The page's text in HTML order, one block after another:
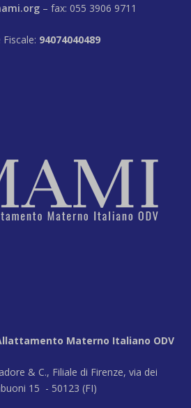
– fax: 055 3906 9711
Fiscale: 94074040489
Materno Italiano ODV
& C., Filiale di Firenze, via dei
15 - 50123 (FI)